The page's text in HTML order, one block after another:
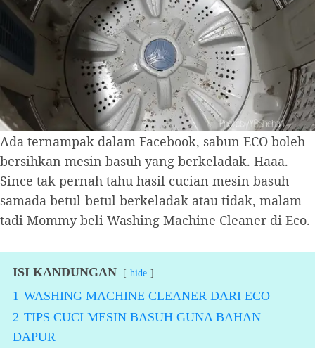
Ada ternampak dalam Facebook, sabun ECO boleh
bersihkan mesin basuh yang berkeladak. Haaa.
Since tak pernah tahu hasil cucian mesin basuh
samada betul-betul berkeladak atau tidak, malam
tadi Mommy beli Washing Machine Cleaner di Eco.
ISI KANDUNGAN hide
1 WASHING MACHINE CLEANER DARI ECO
2 TIPS CUCI MESIN BASUH GUNA BAHAN
DAPUR